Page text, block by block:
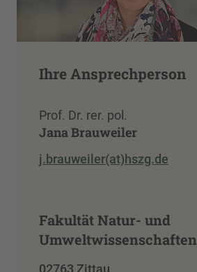
Ihre Ansprechperson
Prof. Dr. rer. pol.
Jana Brauweiler
j.brauweiler(at)hszg.de
Fakultät Natur- und
Umweltwissenschaften
02763 Zittau